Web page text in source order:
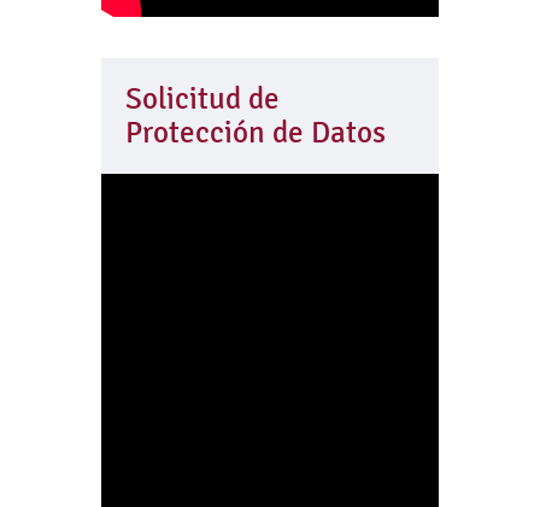
Solicitud de
Protección de Datos